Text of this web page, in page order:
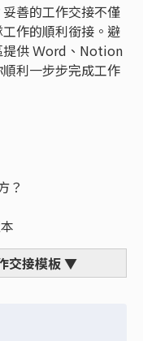
善的工作交接不僅
作的順利銜接。避
提供 Ｗord、Notion
利一步步完成工作
？
交接模板 ▼